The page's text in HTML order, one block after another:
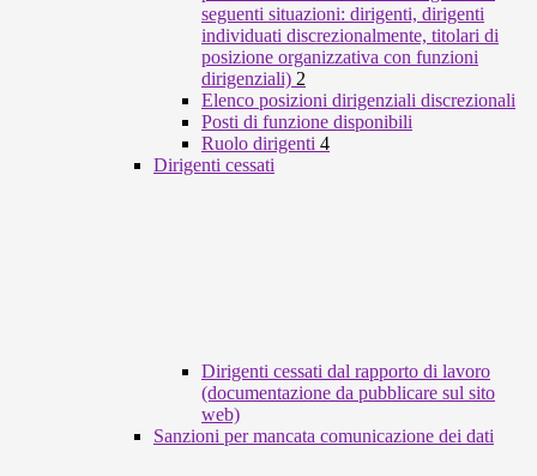
seguenti situazioni: dirigenti, dirigenti
individuati discrezionalmente, titolari di
posizione organizzativa con funzioni
dirigenziali) 2
Elenco posizioni dirigenziali discrezionali
Posti di funzione disponibili
Ruolo dirigenti 4
Dirigenti cessati
Dirigenti cessati dal rapporto di lavoro
(documentazione da pubblicare sul sito
web)
Sanzioni per mancata comunicazione dei dati